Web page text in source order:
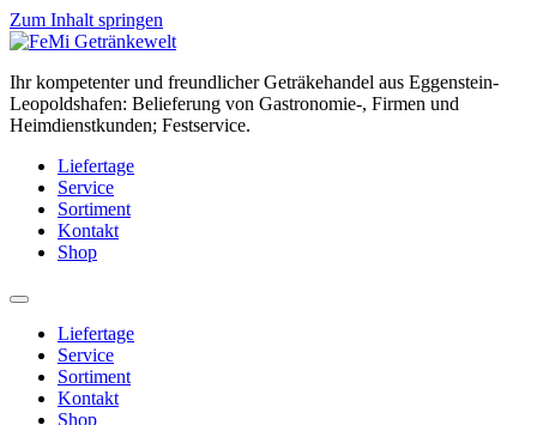
Zum Inhalt springen
Ihr kompetenter und freundlicher Geträkehandel aus Eggenstein-
Leopoldshafen: Belieferung von Gastronomie-, Firmen und
Heimdienstkunden; Festservice.
Liefertage
Service
Sortiment
Kontakt
Shop
Liefertage
Service
Sortiment
Kontakt
Shop